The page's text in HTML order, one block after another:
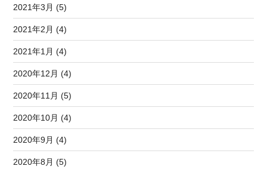
2021年3月 (5)
2021年2月 (4)
2021年1月 (4)
2020年12月 (4)
2020年11月 (5)
2020年10月 (4)
2020年9月 (4)
2020年8月 (5)